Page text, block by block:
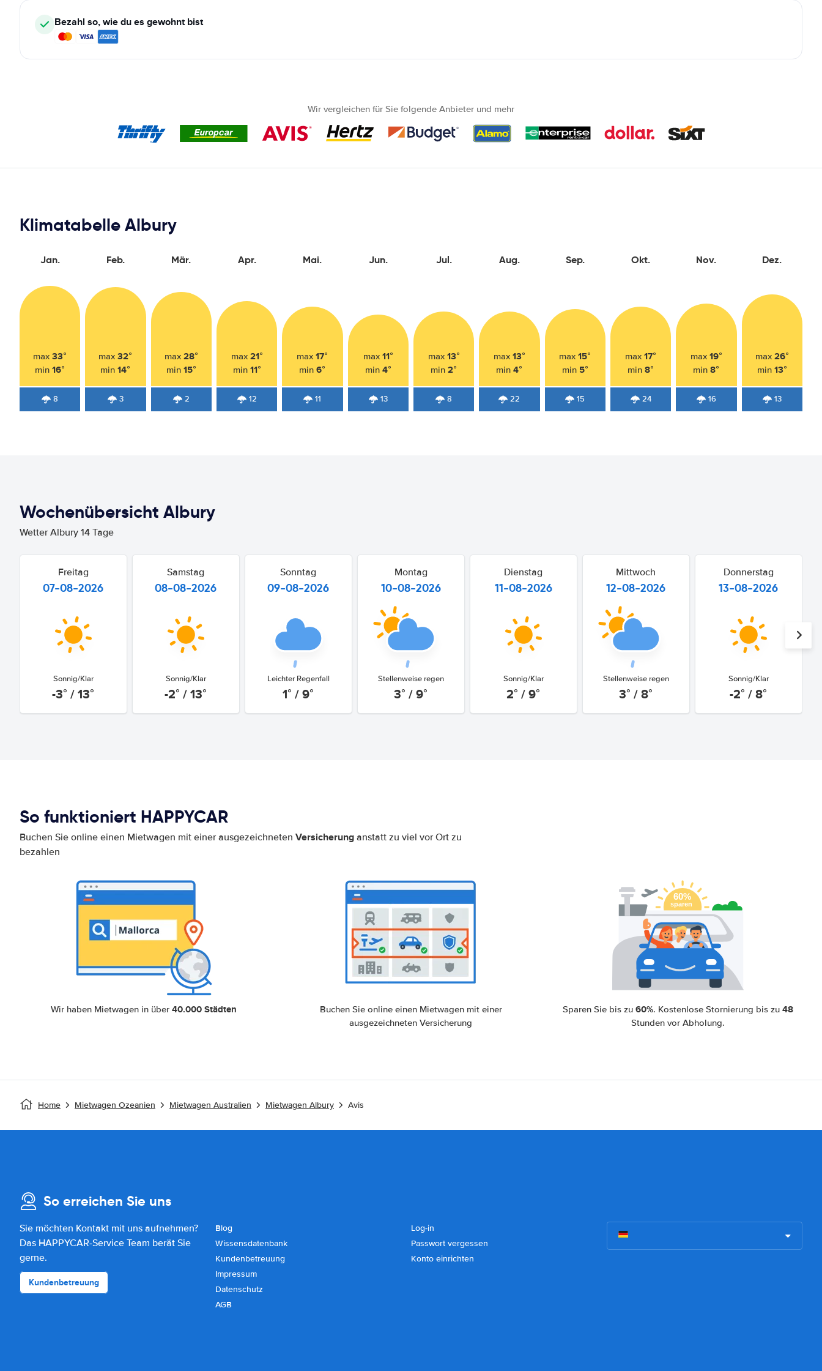
Bezahl so, wie du es gewohnt bist
Wir vergleichen für Sie folgende Anbieter und mehr
Klimatabelle Albury
Jan.
max33°
min16°
8
Feb.
max32°
min14°
3
Mär.
max 28°
min 15°
2
Apr.
max 21°
min 11°
12
Mai.
max17°
min6°
11
Jun.
max 11°
min 4°
13
Jul.
max 13°
min2°
8
Aug.
max 13°
min4°
22
Sep.
max15°
min 5°
15
Okt.
max17°
min8°
24
Nov.
max 19°
min8°
16
Dez.
max 26°
min 13°
13
Wochenübersicht Albury
Wetter Albury 14 Tage
Freitag
07-08-2026
Sonnig/Klar
-3° / 13°
Samstag
08-08-2026
Sonnig/Klar
-2° / 13°
Sonntag
09-08-2026
Leichter Regenfall
1° / 9°
Montag
10-08-2026
Stellenweise regen
3° / 9°
Dienstag
11-08-2026
Sonnig/Klar
2° / 9°
Mittwoch
12-08-2026
Stellenweise regen
3° / 8°
Donnerstag
13-08-2026
Sonnig/Klar
-2° / 8°
So funktioniert HAPPYCAR
Buchen Sie online einen Mietwagen mit einer ausgezeichneten Versicherung anstatt zu viel vor Ort zu
bezahlen
Wir haben Mietwagen in über40.000 Städten
Buchen Sie online einen Mietwagen mit einer
ausgezeichneten Versicherung
Sparen Sie bis zu60%. Kostenlose Stornierung bis zu48
Stunden vor Abholung.
Home Mietwagen Ozeanien Mietwagen Australien Mietwagen Albury Avis
So erreichen Sie uns
Sie möchten Kontakt mit uns aufnehmen?
Das HAPPYCAR-Service Team berät Sie
gerne.
Kundenbetreuung
Blog
Wissensdatenbank
Kundenbetreuung
Impressum
Datenschutz
AGB
Log-in
Passwort vergessen
Konto einrichten